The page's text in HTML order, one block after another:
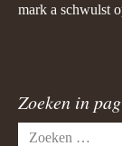
mark a schwulst
Zoeken in
Zoeken